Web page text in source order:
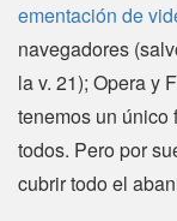
ementación de
navegadores
la v. 21); Opera y
tenemos un único
todos. Pero por
cubrir todo el